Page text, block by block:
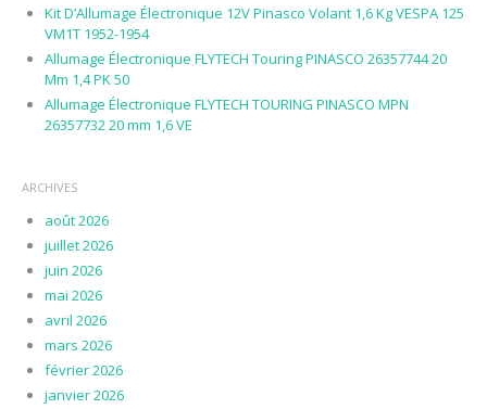
Kit D’Allumage Électronique 12V Pinasco Volant 1,6 Kg VESPA 125
VM1T 1952-1954
Allumage Électronique FLYTECH Touring PINASCO 26357744 20
Mm 1,4 PK 50
Allumage Électronique FLYTECH TOURING PINASCO MPN
26357732 20 mm 1,6 VE
ARCHIVES
août 2026
juillet 2026
juin 2026
mai 2026
avril 2026
mars 2026
février 2026
janvier 2026